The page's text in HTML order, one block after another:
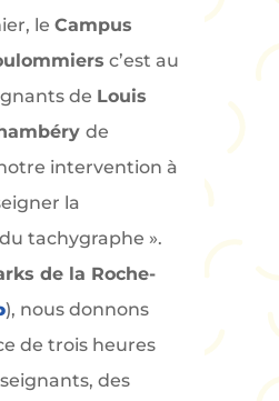
leCampus
c’est au
de Louis
de
intervention à
la
tachygraphe ».
de la Roche-
), nous donnons
de trois heures
des